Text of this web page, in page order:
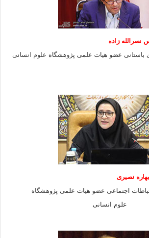
زاده
باستانی عضو هیات علمی پژوهشگاه علوم انسانی
اجتماعی عضو هیات علمی پژوهشگاه
علوم انسانی